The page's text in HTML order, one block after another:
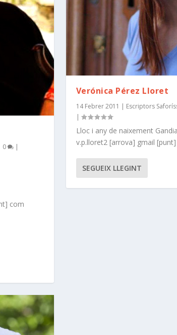
0 |
com
Verónica Pérez Lloret
14 Febrer 2011 | Escriptors
|
Lloc i any de naixement
v.p.lloret2 [arrova] gmail
SEGUEIX LLEGINT